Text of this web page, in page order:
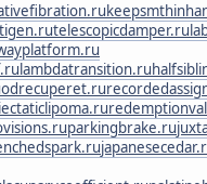
telescopicdamper.ru
lambdatransition.ru
parkingbrake.ru